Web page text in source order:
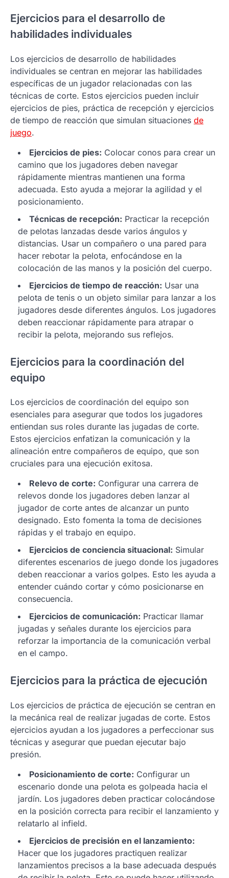
Ejercicios para el desarrollo de
habilidades individuales
Los ejercicios de desarrollo de habilidades
individuales se centran en mejorar las habilidades
específicas de un jugador relacionadas con las
técnicas de corte. Estos ejercicios pueden incluir
ejercicios de pies, práctica de recepción y ejercicios
de tiempo de reacción que simulan situaciones de
juego.
Ejercicios de pies: Colocar conos para crear un
camino que los jugadores deben navegar
rápidamente mientras mantienen una forma
adecuada. Esto ayuda a mejorar la agilidad y el
posicionamiento.
Técnicas de recepción: Practicar la recepción
de pelotas lanzadas desde varios ángulos y
distancias. Usar un compañero o una pared para
hacer rebotar la pelota, enfocándose en la
colocación de las manos y la posición del cuerpo.
Ejercicios de tiempo de reacción: Usar una
pelota de tenis o un objeto similar para lanzar a los
jugadores desde diferentes ángulos. Los jugadores
deben reaccionar rápidamente para atrapar o
recibir la pelota, mejorando sus reflejos.
Ejercicios para la coordinación del
equipo
Los ejercicios de coordinación del equipo son
esenciales para asegurar que todos los jugadores
entiendan sus roles durante las jugadas de corte.
Estos ejercicios enfatizan la comunicación y la
alineación entre compañeros de equipo, que son
cruciales para una ejecución exitosa.
Relevo de corte: Configurar una carrera de
relevos donde los jugadores deben lanzar al
jugador de corte antes de alcanzar un punto
designado. Esto fomenta la toma de decisiones
rápidas y el trabajo en equipo.
Ejercicios de conciencia situacional: Simular
diferentes escenarios de juego donde los jugadores
deben reaccionar a varios golpes. Esto les ayuda a
entender cuándo cortar y cómo posicionarse en
consecuencia.
Ejercicios de comunicación: Practicar llamar
jugadas y señales durante los ejercicios para
reforzar la importancia de la comunicación verbal
en el campo.
Ejercicios para la práctica de ejecución
Los ejercicios de práctica de ejecución se centran en
la mecánica real de realizar jugadas de corte. Estos
ejercicios ayudan a los jugadores a perfeccionar sus
técnicas y asegurar que puedan ejecutar bajo
presión.
Posicionamiento de corte: Configurar un
escenario donde una pelota es golpeada hacia el
jardín. Los jugadores deben practicar colocándose
en la posición correcta para recibir el lanzamiento y
relatarlo al infield.
Ejercicios de precisión en el lanzamiento:
Hacer que los jugadores practiquen realizar
lanzamientos precisos a la base adecuada después